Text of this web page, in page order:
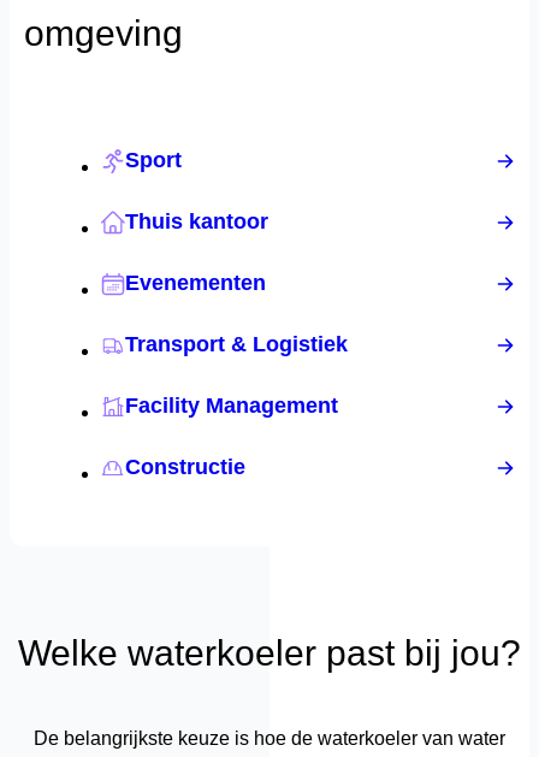
omgeving
Sport
Thuis kantoor
Evenementen
Transport & Logistiek
Facility Management
Constructie
Welke waterkoeler past bij jou?
De belangrijkste keuze is hoe de waterkoeler van water